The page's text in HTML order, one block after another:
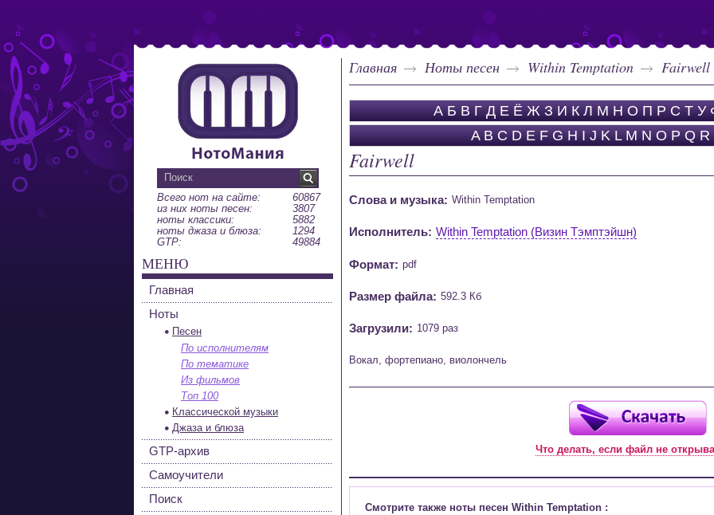
Главная Ноты песен Within Temptation Fairwell
А Б В Г Д Е Ё Ж З И К Л М Н О П Р С Т У
A B C D E F G H I J K L M N O P Q R
Fairwell
Слова и музыка: Within Temptation
Исполнитель: Within Temptation (Визин Тэмптэйшн)
Формат: pdf
Размер файла: 592.3 Кб
Загрузили: 1079 раз
Вокал, фортепиано, виолончель
Что делать, если файл не
Смотрите также ноты песен Within Temptation :
Всего нот на сайте:
60867
из них ноты песен:
3807
ноты классики:
5882
ноты джаза и блюза:
1294
GTP:
49884
МЕНЮ
Главная
Ноты
Песен
По исполнителям
По тематике
Из фильмов
Топ 100
Классической музыки
Джаза и блюза
GTP-архив
Самоучители
Поиск